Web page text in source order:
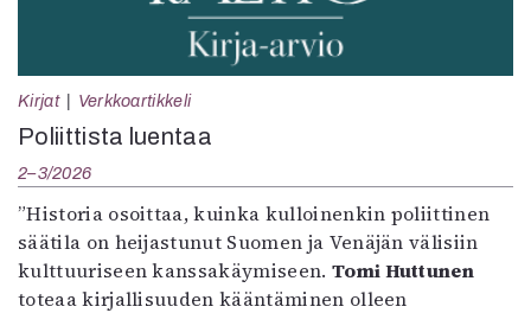
Kirjat Verkkoartikkeli
Poliittista luentaa
2–3/2026
”Historia osoittaa, kuinka kulloinenkin poliittinen
säätila on heijastunut Suomen ja Venäjän välisiin
kulttuuriseen kanssakäymiseen. Tomi Huttunen
toteaa kirjallisuuden kääntäminen olleen